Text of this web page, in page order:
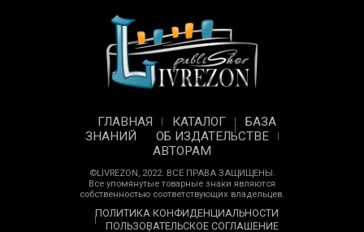
ГЛАВНАЯ КАТАЛОГ
БАЗА
ЗНАНИЙ
ОБ ИЗДАТЕЛЬСТВЕ
АВТОРАМ
©LIVREZON, 2022. ВСЕ ПРАВА ЗАЩИЩЕНЫ.
Все упомянутые товарные знаки являются
собственностью соответствующих владельцев.
ПОЛИТИКА КОНФИДЕНЦИАЛЬНОСТИ
ПОЛЬЗОВАТЕЛЬСКОЕ СОГЛАШЕНИЕ